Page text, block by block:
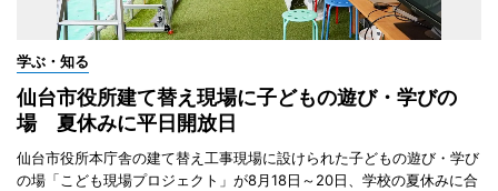
学ぶ・知る
仙台市役所建て替え現場に子どもの遊び・学びの
場 夏休みに平日開放日
仙台市役所本庁舎の建て替え工事現場に設けられた子どもの遊び・学び
の場「こども現場プロジェクト」が8月18日～20日、学校の夏休みに合